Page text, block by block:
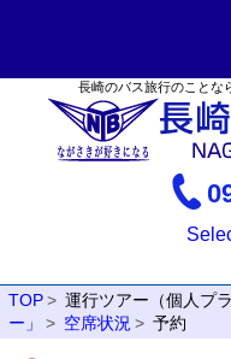
長崎のバス旅行のことな
TOP 運行ツアー（個人プラ
ー」
空席状況 予約